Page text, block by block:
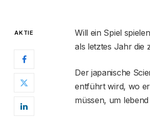
AKTIE
Will ein Spiel
als letztes Jahr die
Der japanische
entführt wird, wo
müssen, um